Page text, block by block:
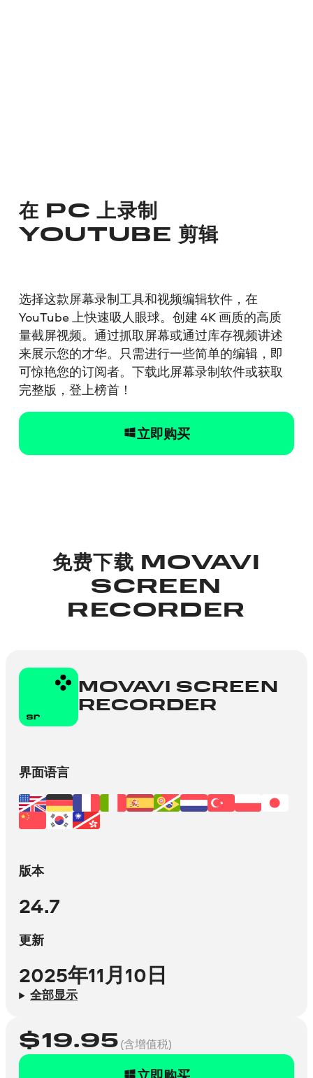
在 PC 上录制
YOUTUBE 剪辑
选择这款屏幕录制工具和视频编辑软件，在
YouTube 上快速吸人眼球。创建 4K 画质的高质
量截屏视频。通过抓取屏幕或通过库存视频讲述
来展示您的才华。只需进行一些简单的编辑，即
可惊艳您的订阅者。下载此屏幕录制软件或获取
完整版，登上榜首！
立即购买
免费下载 MOVAVI
SCREEN
RECORDER
MOVAVI SCREEN
RECORDER
界面语言
版本
24.7
更新
2025年11月10日
全部显示
$19.95(含增值税)